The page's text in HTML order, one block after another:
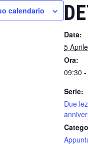
calendario
Data:
5
Ora:
09:30
Serie:
Due